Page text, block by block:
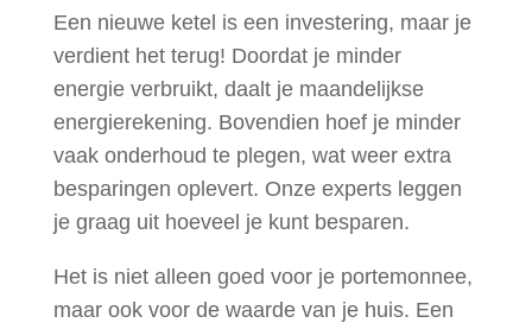
Een nieuwe ketel is een investering, maar je
verdient het terug! Doordat je minder
energie verbruikt, daalt je maandelijkse
energierekening. Bovendien hoef je minder
vaak onderhoud te plegen, wat weer extra
besparingen oplevert. Onze experts leggen
je graag uit hoeveel je kunt besparen.
Het is niet alleen goed voor je portemonnee,
maar ook voor de waarde van je huis. Een